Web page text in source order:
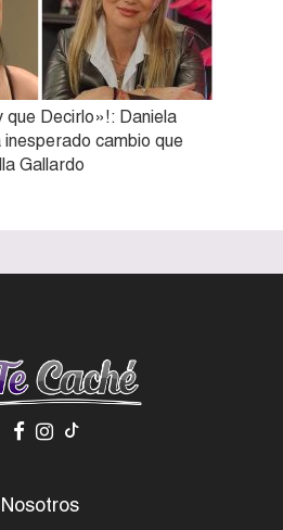
que Decirlo»!: Daniela
cambio que
Gallardo
Nosotros